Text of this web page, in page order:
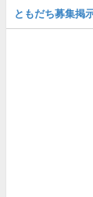
ともだち募集掲